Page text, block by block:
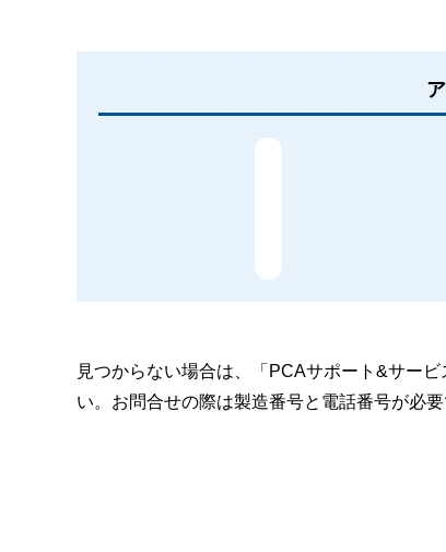
見つからない場合は、「PCAサポート&サー
い。お問合せの際は製造番号と電話番号が必要